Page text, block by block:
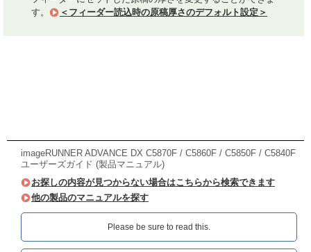
す。
＜フィーダー読込時の原稿厚さのデフォルト設定＞
imageRUNNER ADVANCE DX C5870F / C5860F / C5850F / C5840F
ユーザーズガイド (製品マニュアル)
お探しの内容が見つからない場合はこちらから検索できます
他の製品のマニュアルを探す
Please be sure to read this.‎